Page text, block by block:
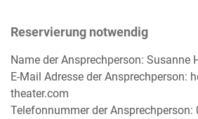
Reservierung notwendig
Name der Ansprechperson: Susanne
E-Mail Adresse der Ansprechperson:
theater.com
Telefonnummer der Ansprechperson: